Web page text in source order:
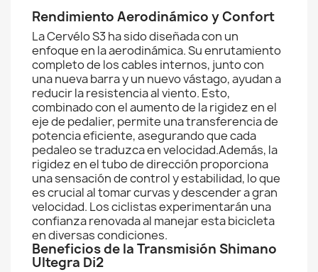
Rendimiento Aerodinámico y Confort
La Cervélo S3 ha sido diseñada con un
enfoque en la aerodinámica. Su enrutamiento
completo de los cables internos, junto con
una nueva barra y un nuevo vástago, ayudan a
reducir la resistencia al viento. Esto,
combinado con el aumento de la rigidez en el
eje de pedalier, permite una transferencia de
potencia eficiente, asegurando que cada
pedaleo se traduzca en velocidad.Además, la
rigidez en el tubo de dirección proporciona
una sensación de control y estabilidad, lo que
es crucial al tomar curvas y descender a gran
velocidad. Los ciclistas experimentarán una
confianza renovada al manejar esta bicicleta
en diversas condiciones.
Beneficios de la Transmisión Shimano
Ultegra Di2